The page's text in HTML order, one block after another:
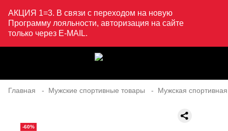
АКЦИЯ 1=3. В связи с переходом на новую
Программу лояльности, авторизация на сайте
только через E-MAIL.
Главная Мужские спортивные товары Мужская
-60%